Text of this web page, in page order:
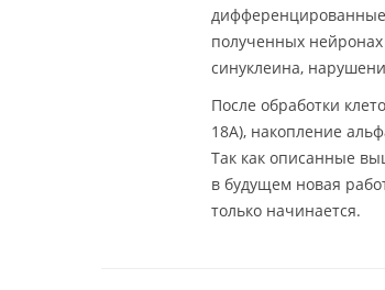
дифференцированные
полученных
синуклеина,
После обработки
18A), накопление
Так как описанные
в будущем новая
только начинается.